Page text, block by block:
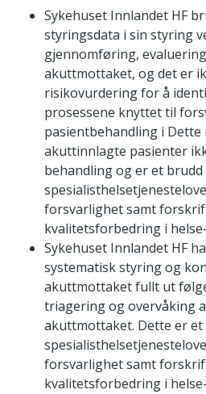
Sykehuset Innlandet HF
styringsdata i sin styring
gjennomføring,
akuttmottaket, og det er
risikovurdering for å
prosessene knyttet til
pasientbehandling i
akuttinnlagte pasienter
behandling og er et brudd
forsvarlighet samt
kvalitetsforbedring i
Sykehuset Innlandet HF
systematisk styring og
akuttmottaket fullt ut
triagering og overvåking
akuttmottaket. Dette er et
forsvarlighet samt
kvalitetsforbedring i